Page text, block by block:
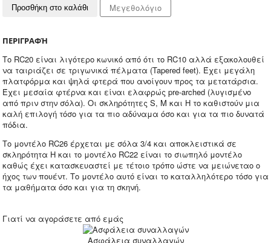
Προσθήκη στο καλάθι Μεγεθολόγιο
ΠΕΡΙΓΡΑΦΉ
Το RC20 είναι λιγότερο κωνικό από ότι το RC10 αλλά εξακολουθεί
να ταιριάζει σε τριγωνικά πέλματα (Tapered feet). Έχει μεγάλη
πλατφόρμα και ψηλά φτερά που ανοίγουν προς τα μετατάρσια.
Έχει μεσαία φτέρνα και είναι ελαφρώς pre-arched (λυγισμένο
από πριν στην σόλα). Οι σκληρότητες S, M και H το καθιστούν μια
καλή επιλογή τόσο για τα πιο αδύναμα όσο και για τα πιο δυνατά
πόδια.
Το μοντέλο RC26 έρχεται με σόλα 3/4 και αποκλειστικά σε
σκληρότητα Η και το μοντέλο RC22 είναι το σιωπηλό μοντέλο
καθώς έχει κατασκευαστεί με τέτοιο τρόπο ώστε να μειώνεταο ο
ήχος των πουέντ. Το μοντέλο αυτό είναι το καταλληλότερο τόσο για
τα μαθήματα όσο και για τη σκηνή.
Γιατί να αγοράσετε από εμάς
Ασφάλεια συναλλαγών